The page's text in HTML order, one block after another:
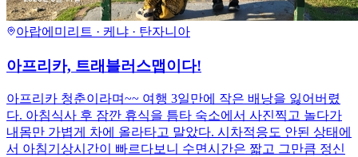
아랍에미리트 · 케냐 · 탄자니아
아프리카, 트래블러스맵이다!
아프리카 청춘이라며~~ 여행 3일만에 작은 배낭을 잃어버렸
다. 아침식사 후 잠깐 휴식을 틈타 숙소에서 사진찍고 놀다가
내몸만 가볍게 차에 올라타고 말았다. 시차적응도 안된 상태에
서 아침기상시간이 빠르다보니 수면시간은 짧고 그만큼 정신